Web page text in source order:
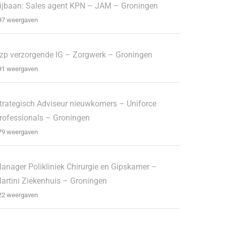
Sales agent KPN – JAM – Groningen
weergaven
verzorgende IG – Zorgwerk – Groningen
weergaven
Adviseur nieuwkomers – Uniforce
– Groningen
weergaven
Polikliniek Chirurgie en Gipskamer –
Ziekenhuis – Groningen
weergaven